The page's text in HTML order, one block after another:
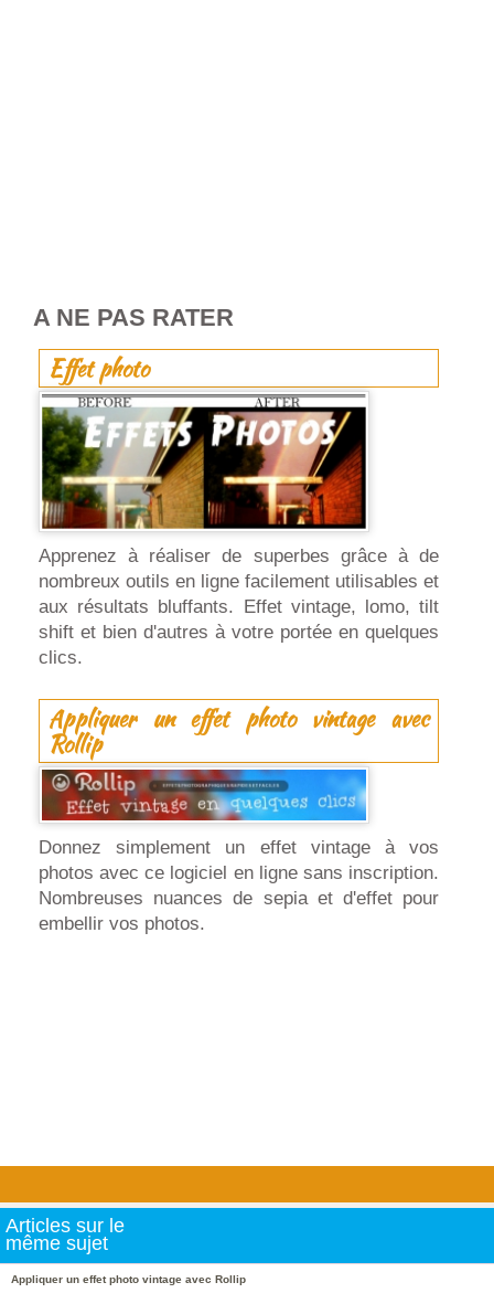
A NE PAS RATER
Effet photo
Apprenez à réaliser de superbes grâce à de
nombreux outils en ligne facilement utilisables et
aux résultats bluffants. Effet vintage, lomo, tilt
shift et bien d'autres à votre portée en quelques
clics.
Appliquer un effet photo vintage avec
Rollip
Donnez simplement un effet vintage à vos
photos avec ce logiciel en ligne sans inscription.
Nombreuses nuances de sepia et d'effet pour
embellir vos photos.
Articles sur le
même sujet
Appliquer un effet photo vintage avec Rollip